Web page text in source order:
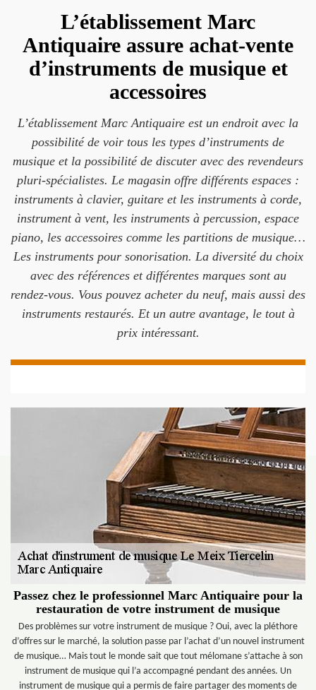
L’établissement Marc
Antiquaire assure achat-vente
d’instruments de musique et
accessoires
L’établissement Marc Antiquaire est un endroit avec la
possibilité de voir tous les types d’instruments de
musique et la possibilité de discuter avec des revendeurs
pluri-spécialistes. Le magasin offre différents espaces :
instruments à clavier, guitare et les instruments à corde,
instrument à vent, les instruments à percussion, espace
piano, les accessoires comme les partitions de musique…
Les instruments pour sonorisation. La diversité du choix
avec des références et différentes marques sont au
rendez-vous. Vous pouvez acheter du neuf, mais aussi des
instruments restaurés. Et un autre avantage, le tout à
prix intéressant.
Passez chez le professionnel Marc Antiquaire pour la
restauration de votre instrument de musique
Des problèmes sur votre instrument de musique ? Oui, avec la pléthore
d’offres sur le marché, la solution passe par l’achat d’un nouvel instrument
de musique… Mais tout le monde sait que tout mélomane s’attache à son
instrument de musique qui l’a accompagné pendant des années. Un
instrument de musique qui a permis de faire partager des moments de